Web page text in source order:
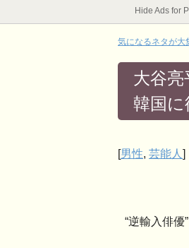
Hide Ads for
気になるネタが大
大谷
韓国に
[男性, 芸能人 ]
“逆輸入俳優